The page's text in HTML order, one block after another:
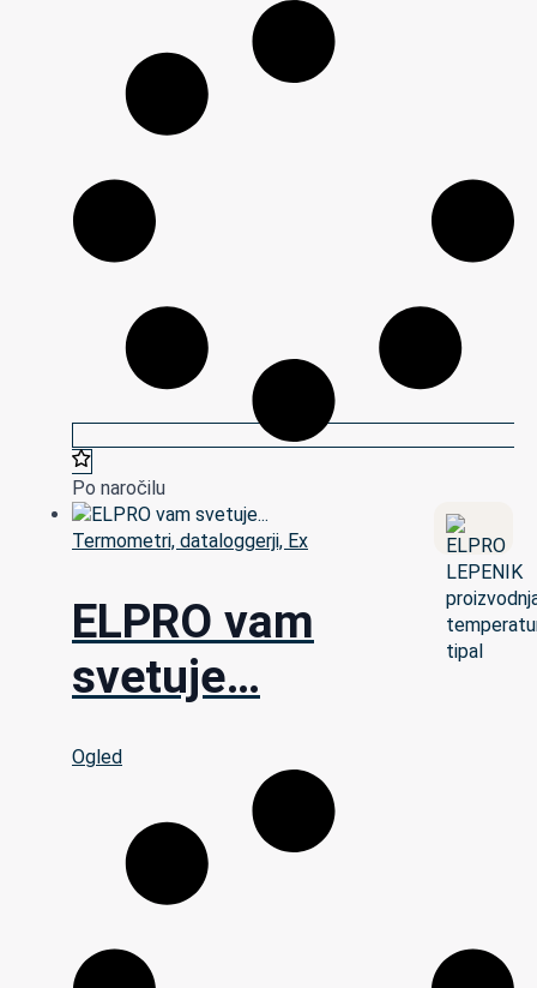
Po naročilu
Termometri, dataloggerji, Ex
ELPRO vam
svetuje…
Ogled